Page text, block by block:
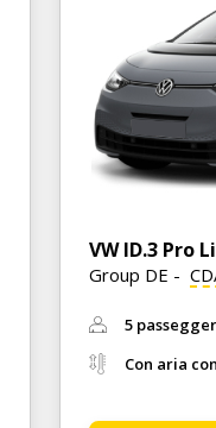
VW ID.3 Pro
Group DE -
5
Con aria